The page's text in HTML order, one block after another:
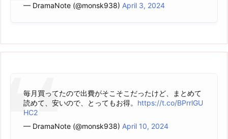
— DramaNote (@monsk938) April 3, 2024
毎月買ってたので出費がそこそこだったけど、まとめて
読めて、安いので、とってもお得。 https://t.co/BPrrlGU
HC2
— DramaNote (@monsk938) April 10, 2024